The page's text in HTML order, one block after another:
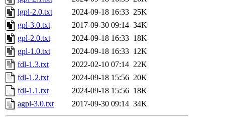
lgpl-2.0.txt
2024-09-18 16:33 25K
gpl-3.0.txt
2017-09-30 09:14 34K
gpl-2.0.txt
2024-09-18 16:33 18K
gpl-1.0.txt
2024-09-18 16:33 12K
fdl-1.3.txt
2022-02-10 07:14 22K
fdl-1.2.txt
2024-09-18 15:56 20K
fdl-1.1.txt
2024-09-18 15:56 18K
agpl-3.0.txt
2017-09-30 09:14 34K